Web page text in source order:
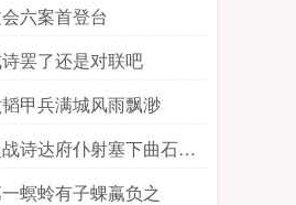
六案首登台
罢了还是对联吧
甲兵满城风雨飘渺
诗达府仆射塞下曲石棱
螟蛉有子蜾蠃负之